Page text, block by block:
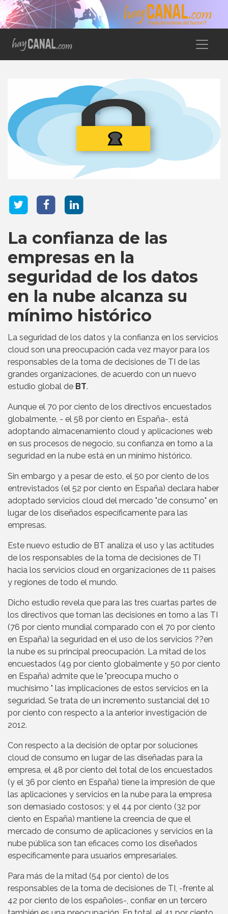
La confianza de las
empresas en la
seguridad de los datos
en la nube alcanza su
mínimo histórico
La seguridad de los datos y la confianza en los servicios
cloud son una preocupación cada vez mayor para los
responsables de la toma de decisiones de TI de las
grandes organizaciones, de acuerdo con un nuevo
estudio global de BT.
Aunque el 70 por ciento de los directivos encuestados
globalmente, - el 58 por ciento en España-, está
adoptando almacenamiento cloud y aplicaciones web
en sus procesos de negocio, su confianza en torno a la
seguridad en la nube está en un mínimo histórico.
Sin embargo y a pesar de esto, el 50 por ciento de los
entrevistados (el 52 por ciento en España) declara haber
adoptado servicios cloud del mercado "de consumo" en
lugar de los diseñados específicamente para las
empresas.
Este nuevo estudio de BT analiza el uso y las actitudes
de los responsables de la toma de decisiones de TI
hacia los servicios cloud en organizaciones de 11 países
y regiones de todo el mundo.
Dicho estudio revela que para las tres cuartas partes de
los directivos que toman las decisiones en torno a las TI
(76 por ciento mundial comparado con el 70 por ciento
en España) la seguridad en el uso de los servicios ??en
la nube es su principal preocupación. La mitad de los
encuestados (49 por ciento globalmente y 50 por ciento
en España) admite que le "preocupa mucho o
muchísimo " las implicaciones de estos servicios en la
seguridad. Se trata de un incremento sustancial del 10
por ciento con respecto a la anterior investigación de
2012.
Con respecto a la decisión de optar por soluciones
cloud de consumo en lugar de las diseñadas para la
empresa, el 48 por ciento del total de los encuestados
(y el 36 por ciento en España) tiene la impresión de que
las aplicaciones y servicios en la nube para la empresa
son demasiado costosos; y el 44 por ciento (32 por
ciento en España) mantiene la creencia de que el
mercado de consumo de aplicaciones y servicios en la
nube pública son tan eficaces como los diseñados
específicamente para usuarios empresariales.
Para más de la mitad (54 por ciento) de los
responsables de la toma de decisiones de TI, -frente al
42 por ciento de los españoles-, confiar en un tercero